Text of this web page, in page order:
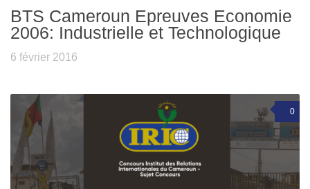
BTS Cameroun Epreuves Economie
2006: Industrielle et Technologique
6 février 2016
0